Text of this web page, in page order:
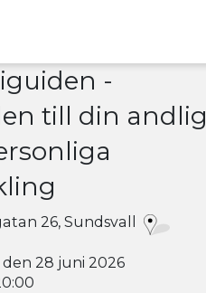
-
till din
26, Sundsvall
28 juni 2026